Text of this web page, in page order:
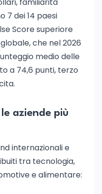
7 dei 14 paesi
Score superiore
che nel 2026
medio delle
a 74,6 punti, terzo
aziende più
internazionali e
tra tecnologia,
e alimentare: